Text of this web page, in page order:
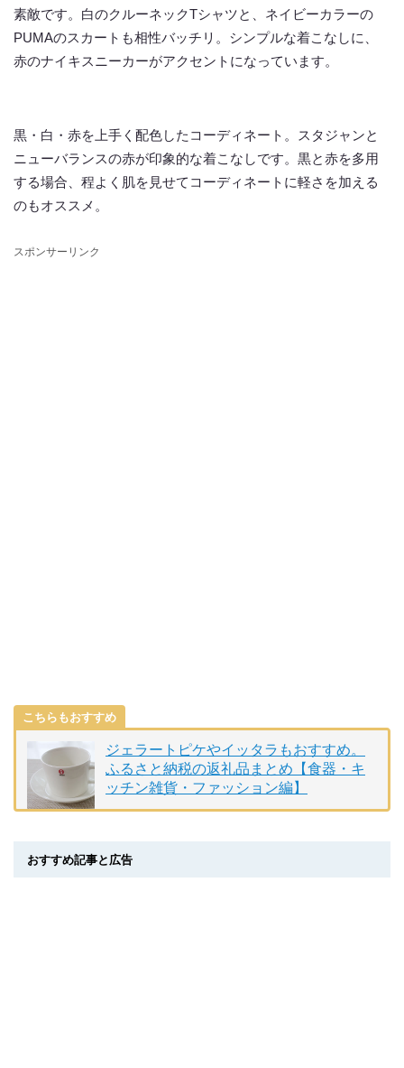
素敵です。白のクルーネックTシャツと、ネイビーカラーの
PUMAのスカートも相性バッチリ。シンプルな着こなしに、
赤のナイキスニーカーがアクセントになっています。
黒・白・赤を上手く配色したコーディネート。スタジャンと
ニューバランスの赤が印象的な着こなしです。黒と赤を多用
する場合、程よく肌を見せてコーディネートに軽さを加える
のもオススメ。
スポンサーリンク
こちらもおすすめ
ジェラートピケやイッタラもおすすめ。
ふるさと納税の返礼品まとめ【食器・キ
ッチン雑貨・ファッション編】
おすすめ記事と広告